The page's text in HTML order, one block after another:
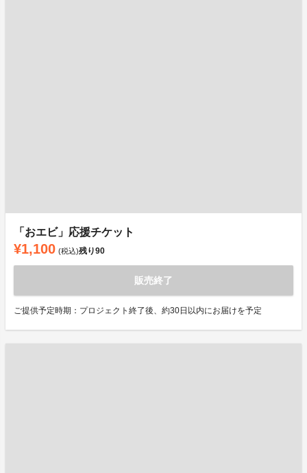
「おエビ」応援チケット
¥1,100 (税込)残り90
販売終了
ご提供予定時期：プロジェクト終了後、約30日以内にお届けを予定